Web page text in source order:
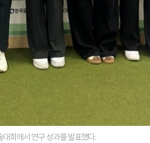
회에서 연구 성과를 발표했다.